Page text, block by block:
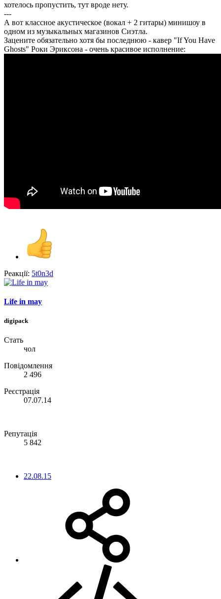
хотелось пропустить, тут вроде нету.
---
А вот классное акустическое (вокал + 2 гитары) минишоу в
одном из музыкальных магазинов Сиэтла.
Зацените обязательно хотя бы последнюю - кавер "If You Have
Ghosts" Роки Эриксона - очень красивое исполнение:
Реакції: 5t0n3d
Life in may
digipack
Стать
чол
Повідомлення
2 496
Реєстрація
07.07.14
Репутація
5 842
22.08.15